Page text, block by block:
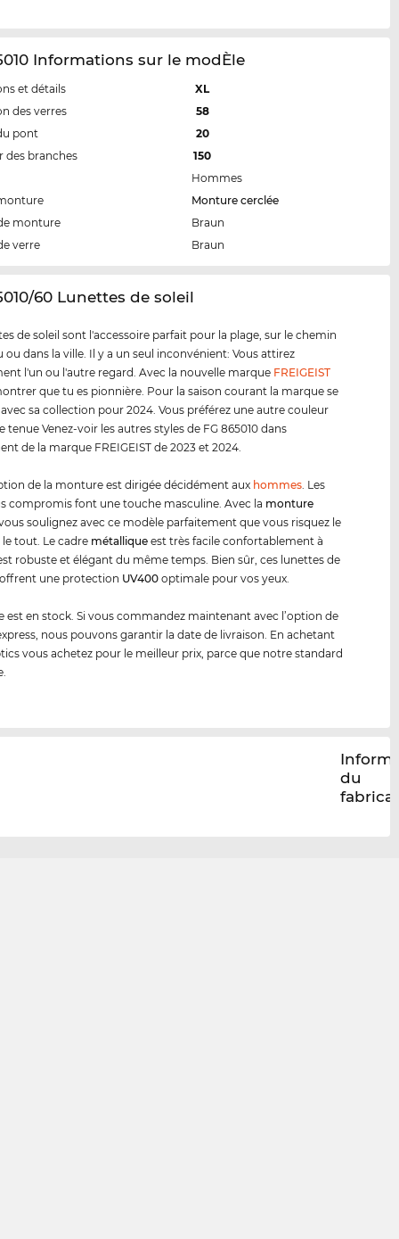
Informations sur le modÈle
et détails
XL
des verres
58
pont
20
des branches
150
Hommes
Monture cerclée
monture
Braun
verre
Braun
60 Lunettes de soleil
de soleil sont l'accessoire parfait pour la plage, sur le chemin
ou dans la ville. Il y a un seul inconvénient: Vous attirez
l'un ou l'autre regard. Avec la nouvelle marque FREIGEIST
que tu es pionnière. Pour la saison courant la marque se
sa collection pour 2024. Vous préférez une autre couleur
tenue Venez-voir les autres styles de FG 865010 dans
de la marque FREIGEIST de 2023 et 2024.
de la monture est dirigée décidément aux hommes . Les
compromis font une touche masculine. Avec la monture
soulignez avec ce modèle parfaitement que vous risquez le
tout. Le cadre métallique est très facile confortablement à
robuste et élégant du même temps. Bien sûr, ces lunettes de
une protection UV400 optimale pour vos yeux.
est en stock. Si vous commandez maintenant avec l’option de
nous pouvons garantir la date de livraison. En achetant
vous achetez pour le meilleur prix, parce que notre standard
du